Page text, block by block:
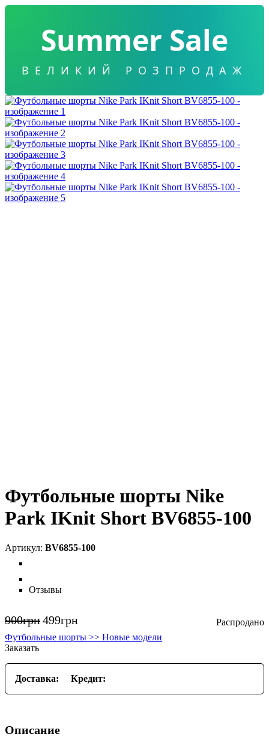
Summer Sale
ВЕЛИКИЙ РОЗПРОДАЖ
Футбольные шорты Nike
Park IKnit Short BV6855-100
BV6855-100
Отзывы
900грн499грн
Футбольные шорты >> Новые модели
Заказать
Доставка: Кредит:
Описание